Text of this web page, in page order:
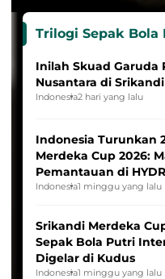
Trilogi Sepak Bola
Inilah Skuad Garuda
Nusantara di
Indonesia2 hari yang lalu
Indonesia Turunkan
Merdeka Cup 2026:
Pemantauan di
League
Indonesia1 minggu yang lalu
Srikandi Merdeka
Sepak Bola Putri
Digelar di Kudus
Indonesia1 minggu yang lalu